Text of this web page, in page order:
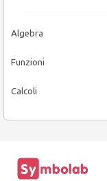
Algebra
Funzioni
Calcoli